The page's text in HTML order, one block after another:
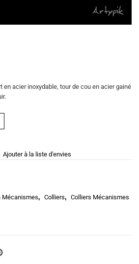
en acier inoxydable, tour de cou en acier gainé
Ajouter à la liste d'envies
Mécanismes, Colliers, Colliers Mécanismes